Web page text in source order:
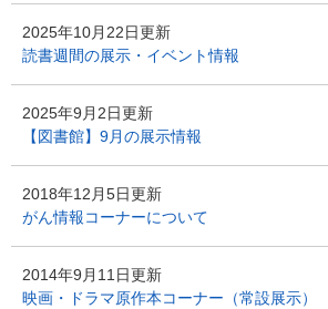
2025年10月22日更新
読書週間の展示・イベント情報
2025年9月2日更新
【図書館】9月の展示情報
2018年12月5日更新
がん情報コーナーについて
2014年9月11日更新
映画・ドラマ原作本コーナー（常設展示）